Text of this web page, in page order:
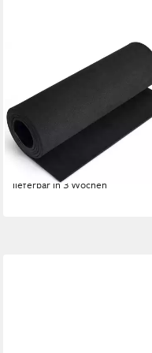
Schaumstoffeinlage EVA
Schaumstoffplatte Schwarz
5mm Bastelschaumstoff
Cosplay
32,99 €
39,59 €
-17%
lieferbar in 3 Wochen